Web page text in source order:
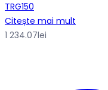
TRG150
Citește mai mult
1 234.07lei